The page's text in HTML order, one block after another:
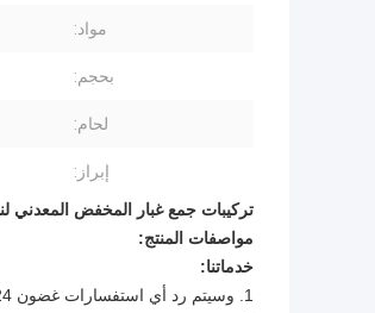
مواد:
بحجم:
لحام:
إبراز:
تركيبات جمع غبار المخفض المعدني
مواصفات المنتج:
خدماتنا:
1. وسيتم رد أي استفسارات غضون 24 ساعة.